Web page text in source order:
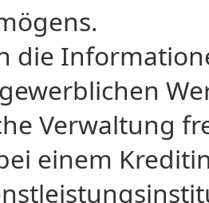
die
Verwaltung
einem